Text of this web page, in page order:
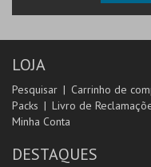
LOJA
Pesquisar Carrinho de
Packs
Livro de
Minha Conta
DESTAQUES